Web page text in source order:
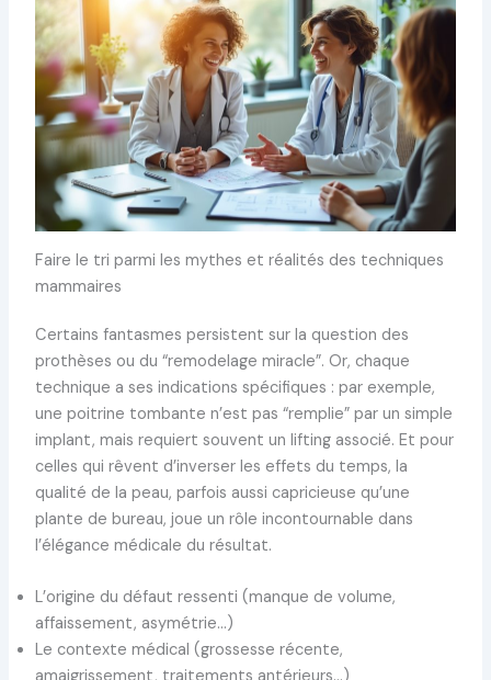
Faire le tri parmi les mythes et réalités des techniques
mammaires
Certains fantasmes persistent sur la question des
prothèses ou du “remodelage miracle”. Or, chaque
technique a ses indications spécifiques : par exemple,
une poitrine tombante n’est pas “remplie” par un simple
implant, mais requiert souvent un lifting associé. Et pour
celles qui rêvent d’inverser les effets du temps, la
qualité de la peau, parfois aussi capricieuse qu’une
plante de bureau, joue un rôle incontournable dans
l’élégance médicale du résultat.
L’origine du défaut ressenti (manque de volume,
affaissement, asymétrie…)
Le contexte médical (grossesse récente,